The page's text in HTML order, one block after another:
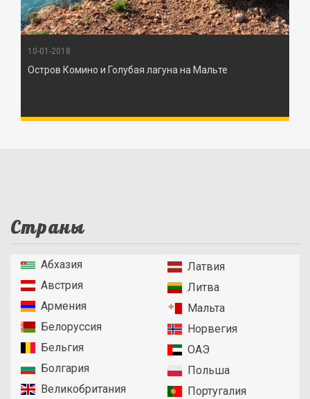
10-01-2018
Остров Комино и Голубая лагуна на Мальте
Страны
Абхазия
Австрия
Армения
Белоруссия
Бельгия
Болгария
Великобритания
Латвия
Литва
Мальта
Норвегия
ОАЭ
Польша
Португалия